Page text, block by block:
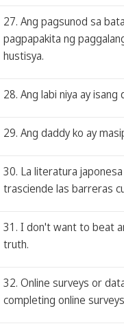
27. Ang pagsunod sa
pagpapakita ng
hustisya.
28. Ang labi niya ay isang
29. Ang daddy ko ay
30. La literatura
trasciende las barreras
31. I don't want to beat
truth.
32. Online surveys or
completing online